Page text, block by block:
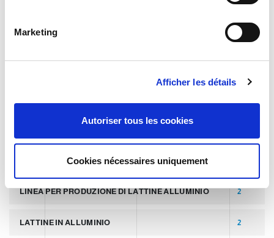
m
Marketing
Afficher les détails
Autoriser tous les cookies
Cookies nécessaires uniquement
PALLETTIZZATORI PER COPERCHI
LINEA PER PRODUZIONE DI LATTINE ALLUMINIO 2
LATTINE IN ALLUMINIO 2